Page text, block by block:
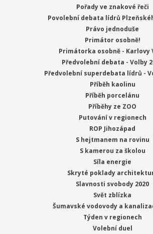
Pořady ve znakové řeči
Povolební debata lídrů
Právo jednoduše
Primátor osobně!
Primátorka osobně - Karlovy
Předvolební debata - Volby
Předvolební superdebata lídrů -
Příběh kaolinu
Příběh porcelánu
Příběhy ze ZOO
Putování v regionech
ROP Jihozápad
S hejtmanem na rovinu
S kamerou za školou
Síla energie
Skryté poklady
Slavnosti svobody 2020
Svět zblízka
Šumavské vodovody a
Týden v regionech
Volební duel